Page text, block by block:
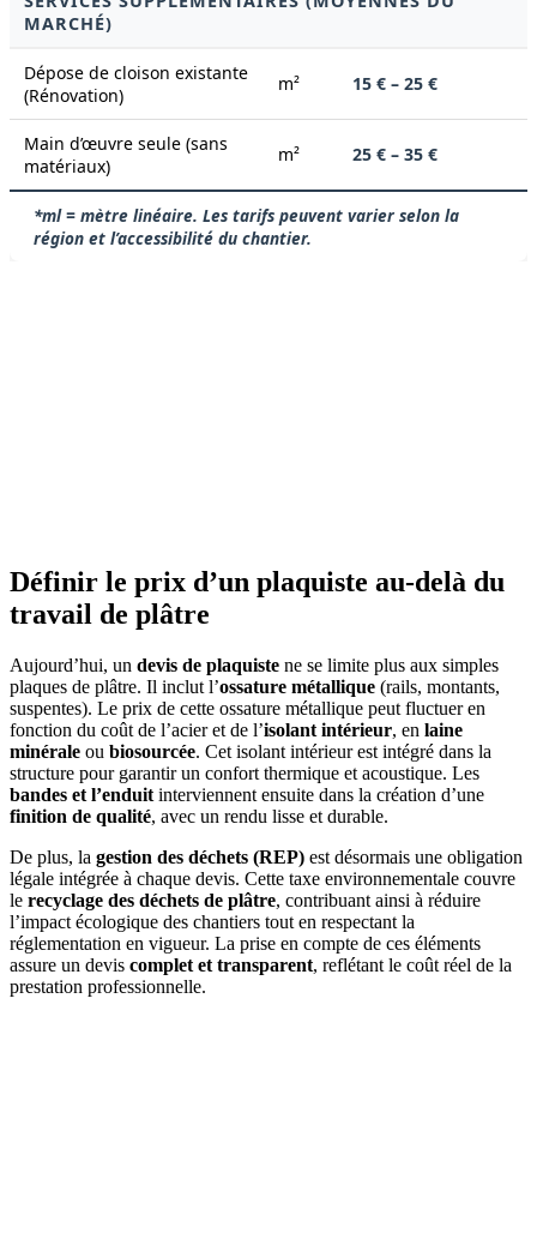
MARCHÉ)
Dépose de cloison existante
(Rénovation)
m² 15 € – 25 €
Main d’œuvre seule (sans
matériaux)
m² 25 € – 35 €
*ml = mètre linéaire. Les tarifs peuvent varier selon la
région et l’accessibilité du chantier.
Définir le prix d’un plaquiste au-delà du
travail de plâtre
Aujourd’hui, un devis de plaquiste ne se limite plus aux simples
plaques de plâtre. Il inclut l’ossature métallique (rails, montants,
suspentes). Le prix de cette ossature métallique peut fluctuer en
fonction du coût de l’acier et de l’isolant intérieur, en laine
minérale ou biosourcée. Cet isolant intérieur est intégré dans la
structure pour garantir un confort thermique et acoustique. Les
bandes et l’enduit interviennent ensuite dans la création d’une
finition de qualité, avec un rendu lisse et durable.
De plus, la gestion des déchets (REP) est désormais une obligation
légale intégrée à chaque devis. Cette taxe environnementale couvre
le recyclage des déchets de plâtre, contribuant ainsi à réduire
l’impact écologique des chantiers tout en respectant la
réglementation en vigueur. La prise en compte de ces éléments
assure un devis complet et transparent, reflétant le coût réel de la
prestation professionnelle.